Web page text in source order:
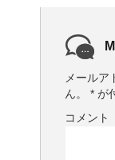
メールア
ん。
* が
コメント